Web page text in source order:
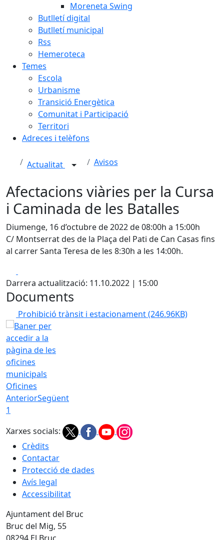
Moreneta Swing
Butlletí digital
Butlletí municipal
Rss
Hemeroteca
Temes
Escola
Urbanisme
Transició Energètica
Comunitat i Participació
Territori
Adreces i telèfons
Actualitat Avisos
Afectacions viàries per la Cursa
i Caminada de les Batalles
Diumenge, 16 d’octubre de 2022 de 08:00h a 15:00h
C/ Montserrat des de la Plaça del Pati de Can Casas fins
al carrer Santa Teresa de les 8:30h a les 14:00h.
Darrera actualització: 11.10.2022 | 15:00
Documents
Prohibició trànsit i estacionament(246.96KB)
Oficines
AnteriorSegüent
1
Xarxes socials:
Crèdits
Contactar
Protecció de dades
Avís legal
Accessibilitat
Ajuntament del Bruc
Bruc del Mig, 55